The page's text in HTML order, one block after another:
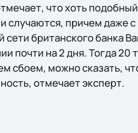
что хоть
случаются, причем даже
британского банка
почти на 2 дня. Тогда
сбоем, можно сказать,
отмечает эксперт.